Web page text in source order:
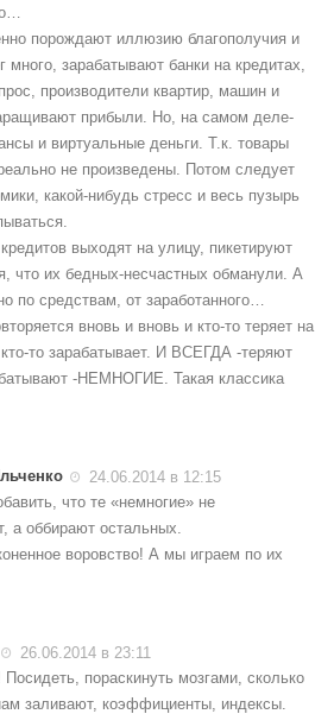
порождают иллюзию благополучия и
много, зарабатывают банки на кредитах,
производители квартир, машин и
прибыли. Но, на самом деле-
и виртуальные деньги. Т.к. товары
не произведены. Потом следует
какой-нибудь стресс и весь пузырь
выходят на улицу, пикетируют
что их бедных-несчастных обманули. А
по средствам, от заработанного…
вновь и вновь и кто-то теряет на
то зарабатывает. И ВСЕГДА -теряют
-НЕМНОГИЕ. Такая классика
24.06.2014 в 12:15
что те «немногие» не
а оббирают остальных.
воровство! А мы играем по их
26.06.2014 в 23:11
пораскинуть мозгами, сколько
заливают, коэффициенты, индексы.